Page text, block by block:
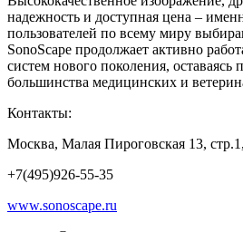
надежность и доступная цена –
пользователей по всему миру
SonoScape продолжает активно
систем нового поколения,
большинства медицинских и
Контакты:
Москва, Малая Пироговская 13,
+7(495)926-55-35
www.sonoscape.ru